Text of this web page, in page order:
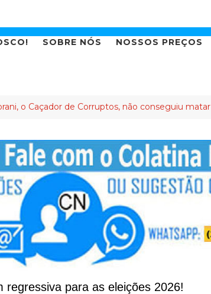
SOBRE NÓS NOSSOS PREÇOS
de Corruptos, não conseguiu matar sua memória